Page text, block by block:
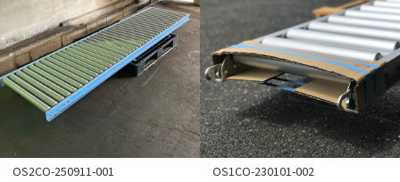
OS2CO-250911-001 OS1CO-230101-002